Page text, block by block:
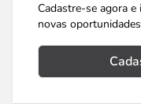
Cadastre-se agora
novas